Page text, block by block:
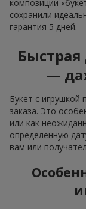
композиции
сохранили
гарантия 5 дней.
Быстрая
—
Букет с
заказа. Это
или как
определенную
вам или